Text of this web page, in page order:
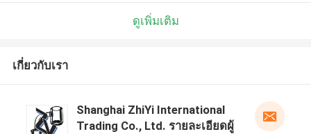
ดูเพิ่มเติม
เกี่ยวกับเรา
Shanghai ZhiYi International
Trading Co., Ltd. รายละเอียดผู้